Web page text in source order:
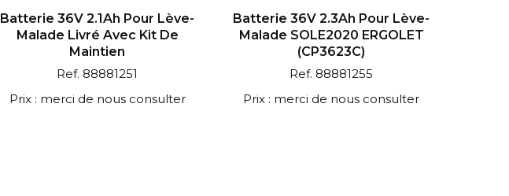
Batterie 36V 2.1Ah Pour Lève-
Malade Livré Avec Kit De
Maintien
Ref. 88881251
Prix : merci de nous consulter
Batterie 36V 2.3Ah Pour Lève-
Malade SOLE2020 ERGOLET
(CP3623C)
Ref. 88881255
Prix : merci de nous consulter